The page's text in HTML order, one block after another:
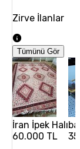
Zirve İlanlar
Tümünü Gör
İran İpek Halı
60.000 TL